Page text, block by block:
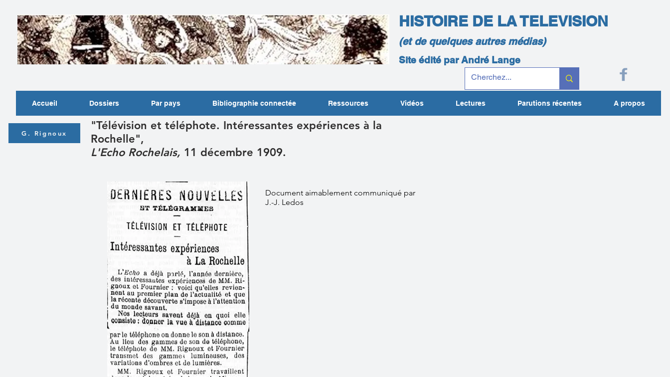
HISTOIRE DE LA TELEVISION
(et de quelques autres médias)
Site édité par André Lange
Accueil Dossiers Par pays Bibliographie connectée Ressources Vidéos Lectures Parutions récentes A propos
G. Rignoux
"Télévision et téléphote. Intéressantes expériences à la
Rochelle",
L'Echo Rochelais, 11 décembre 1909.
Document aimablement communiqué par
J.-J. Ledos